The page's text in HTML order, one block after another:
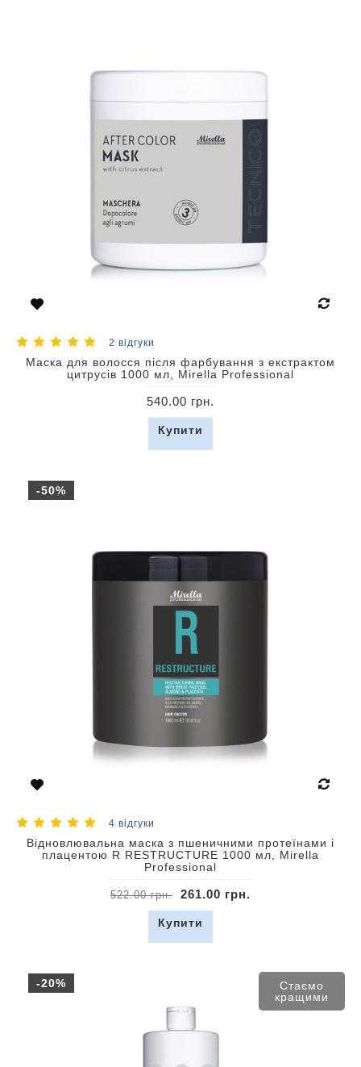
2 відгуки
Маска для волосся після фарбування з екстрактом
цитрусів 1000 мл, Mirella Professional
540.00 грн.
Купити
-50%
4 відгуки
Відновлювальна маска з пшеничними протеїнами і
плацентою R RESTRUCTURE 1000 мл, Mirella
Professional
522.00 грн. 261.00 грн.
Купити
-20%
Стаємо
кращими